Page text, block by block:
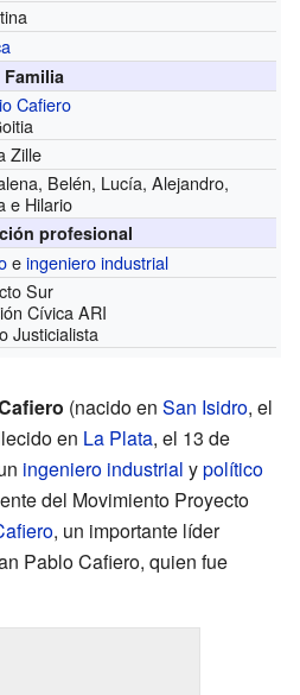
Familia
Cafiero
Zille
Belén, Lucía, Alejandro,
e Hilario
profesional
eingeniero industrial
Sur
Cívica ARI
Justicialista
(nacido en San Isidro, el
en La Plata, el 13 de
ingeniero industrial ypolítico
del Movimiento Proyecto
, un importante líder
Pablo Cafiero, quien fue